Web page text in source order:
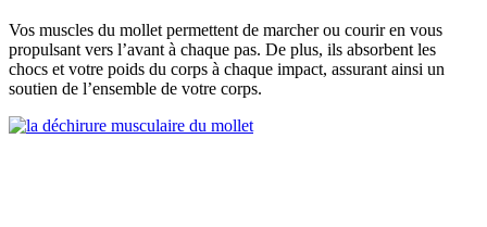
Vos muscles du mollet permettent de marcher ou courir en vous
propulsant vers l’avant à chaque pas. De plus, ils absorbent les
chocs et votre poids du corps à chaque impact, assurant ainsi un
soutien de l’ensemble de votre corps.